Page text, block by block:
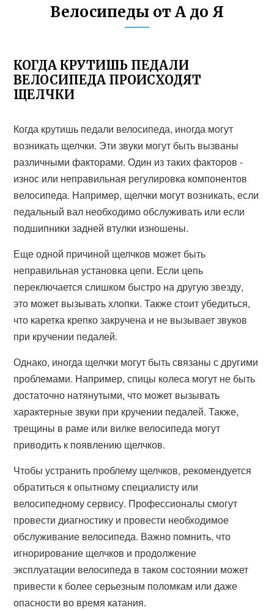
Велосипеды от А до Я
КОГДА КРУТИШЬ ПЕДАЛИ
ВЕЛОСИПЕДА ПРОИСХОДЯТ
ЩЕЛЧКИ
Когда крутишь педали велосипеда, иногда могут
возникать щелчки. Эти звуки могут быть вызваны
различными факторами. Один из таких факторов -
износ или неправильная регулировка компонентов
велосипеда. Например, щелчки могут возникать, если
педальный вал необходимо обслуживать или если
подшипники задней втулки изношены.
Еще одной причиной щелчков может быть
неправильная установка цепи. Если цепь
переключается слишком быстро на другую звезду,
это может вызывать хлопки. Также стоит убедиться,
что каретка крепко закручена и не вызывает звуков
при кручении педалей.
Однако, иногда щелчки могут быть связаны с другими
проблемами. Например, спицы колеса могут не быть
достаточно натянутыми, что может вызывать
характерные звуки при кручении педалей. Также,
трещины в раме или вилке велосипеда могут
приводить к появлению щелчков.
Чтобы устранить проблему щелчков, рекомендуется
обратиться к опытному специалисту или
велосипедному сервису. Профессионалы смогут
провести диагностику и провести необходимое
обслуживание велосипеда. Важно помнить, что
игнорирование щелчков и продолжение
эксплуатации велосипеда в таком состоянии может
привести к более серьезным поломкам или даже
опасности во время катания.